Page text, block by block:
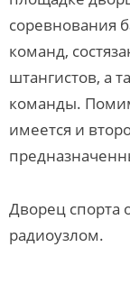
соревнования
команд,
штангистов, а
команды.
имеется и
Дворец спорта
радиоузлом.